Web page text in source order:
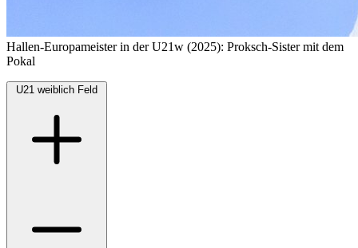
Hallen-Europameister in der U21w (2025): Proksch-Sister mit dem
Pokal
U21 weiblich Feld